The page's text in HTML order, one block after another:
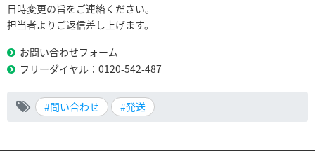
日時変更の旨をご連絡ください。
担当者よりご返信差し上げます。
お問い合わせフォーム
フリーダイヤル：0120-542-487
#問い合わせ #発送